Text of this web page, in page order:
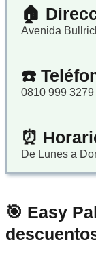
🏠
Avenida
☎️
0810 999 3279
⏰
De Lunes a
🎯 Easy